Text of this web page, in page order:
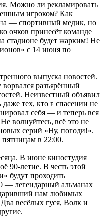
Можно ли рекламировать
игроком? Как
— спортивный медик, но
очков принесёт команде
стадионе будет жарким! Не
с 14 июня по
выпуска новостей.
ворвался разъярённый
Неизвестный объявил
даже тех, кто в спасении не
себя — и теперь вся
волнуйтесь, всё это не
серий «Ну, погоди!».
в 22:00.
В июне киностудия
90-летие. В честь этой
будут проходить
— легендарный альманах
нам любимых
весёлых гуся, Волк и